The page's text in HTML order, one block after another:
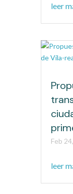
leer
Feb
leer